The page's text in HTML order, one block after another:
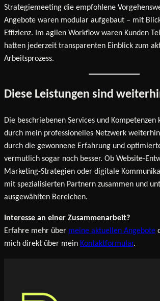
Strategiemeeting die empfohlene
Angebote waren modular aufgebaut – mit
Effizienz. Im agilen Workflow waren Kunden
hatten jederzeit transparenten Einblick zum
Arbeitsprozess.
Diese Leistungen sind
Die beschriebenen Services und Kompetenzen
durch mein professionelles Netzwerk
durch die gewonnene Erfahrung und
vermutlich sogar noch besser. Ob Website-
Marketing-Strategien oder digitale
mit spezialisierten Partnern zusammen und
ausgewählten Bereichen.
Interesse an einer Zusammenarbeit?
Erfahre mehr über meine aktuellen Angebote
mich direkt über mein Kontaktformular.